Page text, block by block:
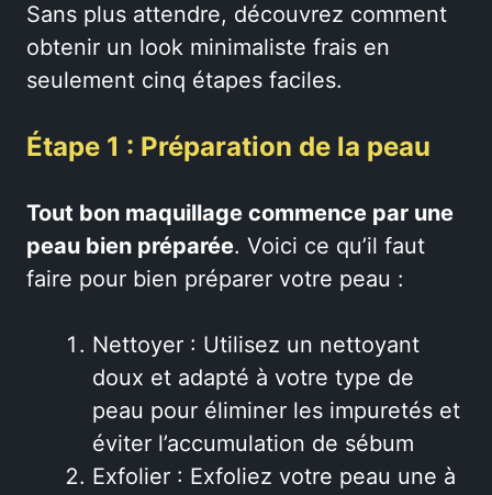
Sans plus attendre, découvrez comment
obtenir un look minimaliste frais en
seulement cinq étapes faciles.
Étape 1 : Préparation de la peau
Tout bon maquillage commence par une
peau bien préparée. Voici ce qu’il faut
faire pour bien préparer votre peau :
Nettoyer : Utilisez un nettoyant
doux et adapté à votre type de
peau pour éliminer les impuretés et
éviter l’accumulation de sébum
Exfolier : Exfoliez votre peau une à